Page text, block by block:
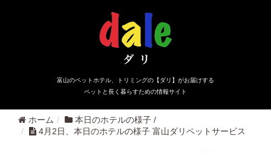
富山のペットホテル、トリミングの【ダリ】がお届けする
ペットと長く暮らすための情報サイト
ホーム 本日のホテルの様子 /
4月2日、本日のホテルの様子 富山ダリペットサービス